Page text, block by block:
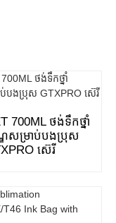
700ML ថង់ទឹកថ្នាំ
សម្រាប់បងប្រុស
ស៊េរី